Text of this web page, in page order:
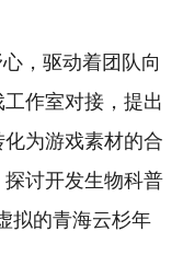
，驱动着团队向
作室对接，提出
为游戏素材的合
讨开发生物科普
拟的青海云杉年